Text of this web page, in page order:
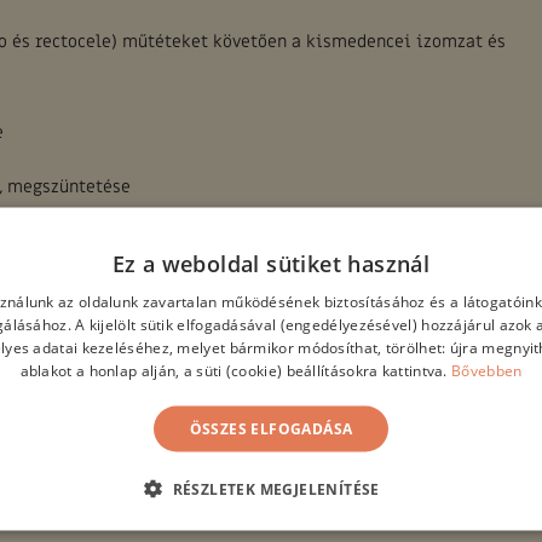
rectocele) műtéteket követően a kismedencei izomzat és
fájdalom csökkentése (krónikus kismedencei spazmus, vagy
csökkentése (vulvodynia)
van egyénre szabott kezelési programokat is beállítnai,
Ez a weboldal sütiket használ
az oldalunk zavartalan működésének biztosításához és a
A kijelölt sütik elfogadásával (engedélyezésével) hozzájárul azok
adatai kezeléséhez, melyet bármikor módosíthat, törölhet: újra
ablakot a honlap alján, a süti (cookie) beállításokra kattintva. Bővebben
ÖSSZES ELFOGADÁSA
RÉSZLETEK MEGJELENÍTÉSE